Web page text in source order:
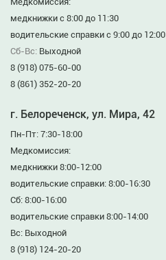
медкнижки с 8:00 до 11:30
водительские справки с 9:00 до 12:00
Сб-Вс: Выходной
8 (918) 075-60-00
8 (861) 352-20-20
г. Белореченск, ул. Мира, 42
Пн-Пт: 7:30-18:00
Медкомиссия:
медкнижки 8:00-12:00
водительские справки: 8:00-16:30
Сб: 8:00-16:00
водительские справки 8:00-14:00
Вс: Выходной
8 (918) 124-20-20